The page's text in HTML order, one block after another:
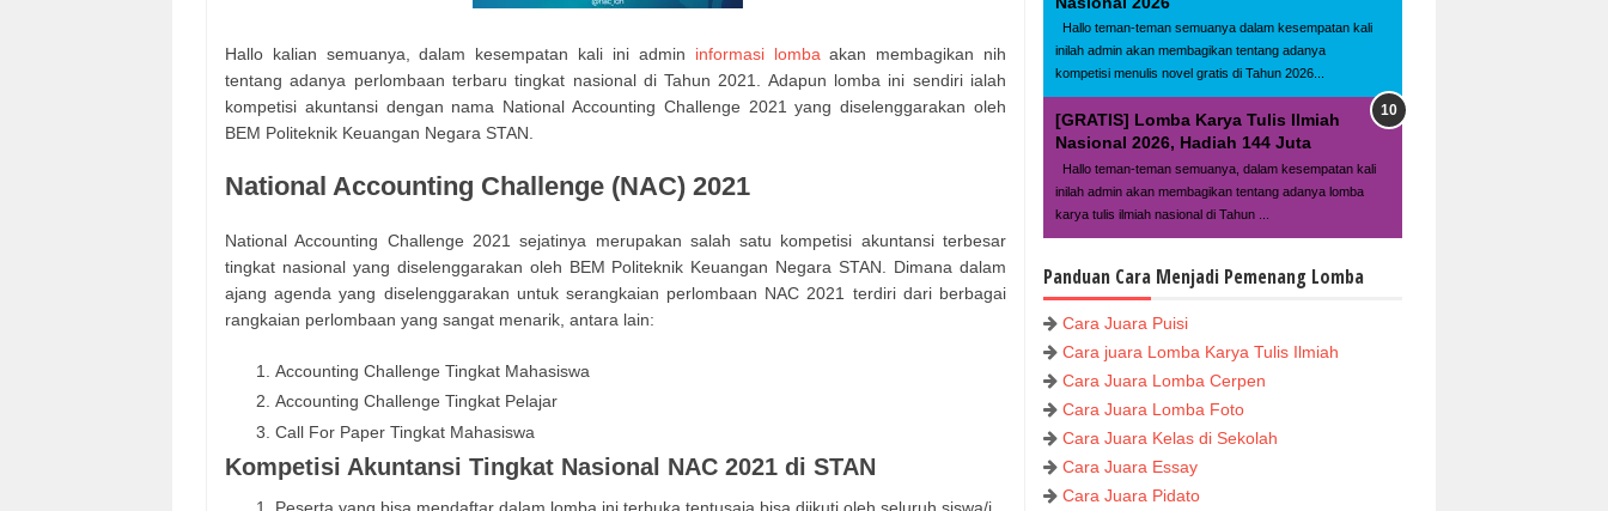
Hallo kalian semuanya, dalam kesempatan kali ini admin informasi lomba akan membagikan nih
tentang adanya perlombaan terbaru tingkat nasional di Tahun 2021. Adapun lomba ini sendiri ialah
kompetisi akuntansi dengan nama National Accounting Challenge 2021 yang diselenggarakan oleh
BEM Politeknik Keuangan Negara STAN.
National Accounting Challenge (NAC) 2021
National Accounting Challenge 2021 sejatinya merupakan salah satu kompetisi akuntansi terbesar
tingkat nasional yang diselenggarakan oleh BEM Politeknik Keuangan Negara STAN. Dimana dalam
ajang agenda yang diselenggarakan untuk serangkaian perlombaan NAC 2021 terdiri dari berbagai
rangkaian perlombaan yang sangat menarik, antara lain:
Accounting Challenge Tingkat Mahasiswa
Accounting Challenge Tingkat Pelajar
Call For Paper Tingkat Mahasiswa
Kompetisi Akuntansi Tingkat Nasional NAC 2021 di STAN
Hallo teman-teman semuanya dalam kesempatan kali
inilah admin akan membagikan tentang adanya
kompetisi menulis novel gratis di Tahun 2026...
[GRATIS] Lomba Karya Tulis Ilmiah
Nasional 2026, Hadiah 144 Juta
Hallo teman-teman semuanya, dalam kesempatan kali
inilah admin akan membagikan tentang adanya lomba
karya tulis ilmiah nasional di Tahun ...
Panduan Cara Menjadi Pemenang Lomba
Cara Juara Puisi
Cara juara Lomba Karya Tulis Ilmiah
Cara Juara Lomba Cerpen
Cara Juara Lomba Foto
Cara Juara Kelas di Sekolah
Cara Juara Essay
Cara Juara Pidato